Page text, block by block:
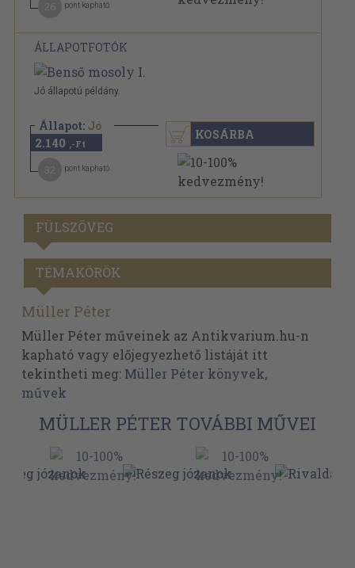
pont kapható
ÁLLAPOTFOTÓK
Jó állapotú példány.
Állapot: Jó
2.140 ,-Ft
pont kapható
KOSÁRBA
FÜLSZÖVEG
TÉMAKÖRÖK
Müller Péter
Müller Péter műveinek az Antikvarium.hu-n
kapható vagy előjegyezhető listáját itt
tekintheti meg: Müller Péter könyvek,
művek
MÜLLER PÉTER TOVÁBBI MŰVEI